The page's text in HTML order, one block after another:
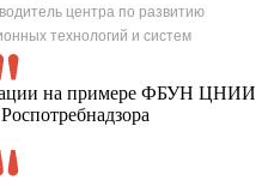
центра по развитию
технологий и систем